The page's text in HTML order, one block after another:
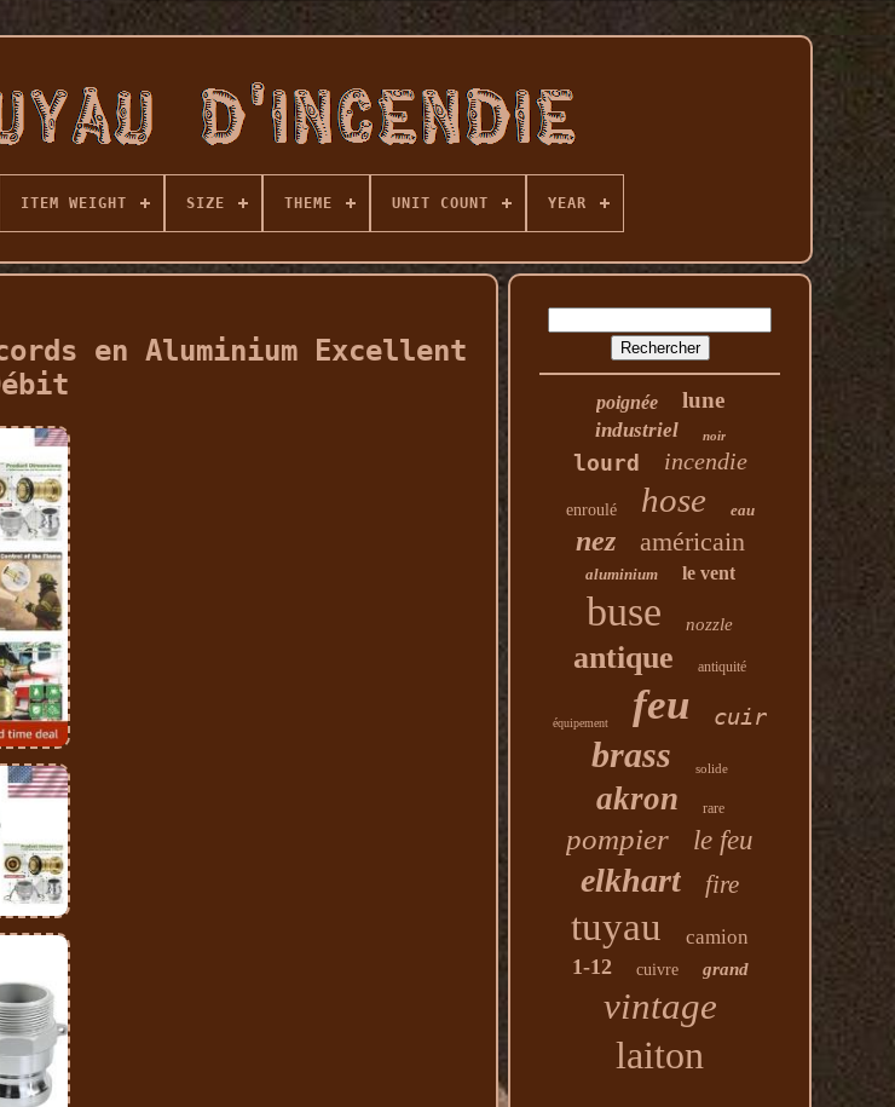
ITEM WEIGHT SIZE THEME UNIT COUNT YEAR
en Aluminium Excellent
poignée lune
industriel noir
lourd incendie
enroulé hose eau
nez américain
aluminium le vent
buse nozzle
antique antiquité
équipement feu cuir
brass solide
akron rare
pompier le feu
elkhart fire
tuyau camion
1-12 cuivre grand
vintage
laiton